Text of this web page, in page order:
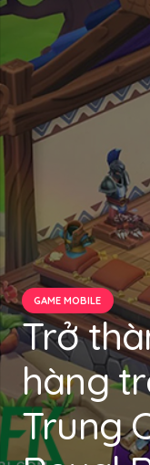
GAME MOBILE
Trở
hàng
Trung